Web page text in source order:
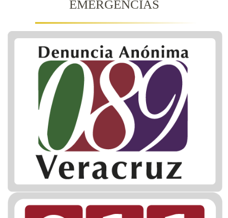
EMERGENCIAS